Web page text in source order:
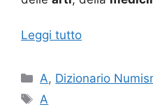
Leggi tutto
Categorie
A, Dizionario
Tag
A